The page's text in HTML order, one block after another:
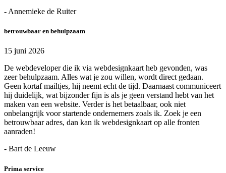
- Annemieke de Ruiter
betrouwbaar en behulpzaam
15 juni 2026
De webdeveloper die ik via webdesignkaart heb gevonden, was
zeer behulpzaam. Alles wat je zou willen, wordt direct gedaan.
Geen kortaf mailtjes, hij neemt echt de tijd. Daarnaast communiceert
hij duidelijk, wat bijzonder fijn is als je geen verstand hebt van het
maken van een website. Verder is het betaalbaar, ook niet
onbelangrijk voor startende ondernemers zoals ik. Zoek je een
betrouwbaar adres, dan kan ik webdesignkaart op alle fronten
aanraden!
- Bart de Leeuw
Prima service